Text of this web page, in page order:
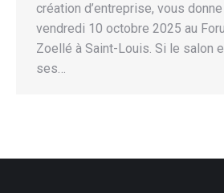
création d’entreprise, vous
vendredi 10 octobre 2025 au
Zoellé à Saint-Louis. Si le salon
ses…